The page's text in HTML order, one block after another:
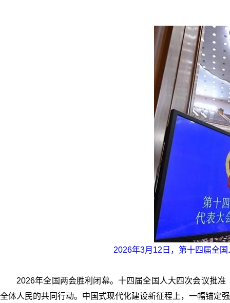
2026年3月12日，第十四届全
2026年全国两会胜利闭幕。十四届全国人大四次会议批
全体人民的共同行动。中国式现代化建设新征程上，一幅锚定